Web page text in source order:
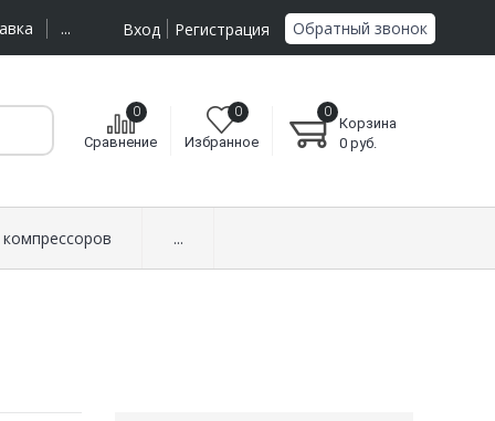
... Вход Регистрация Обратный звонок
Сравнение
0
Избранное
0
Корзина
0
0 руб.
...